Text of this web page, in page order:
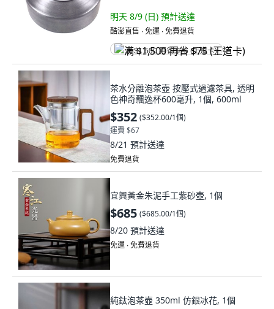
明天 8/9 (日) 預計送達
酷澎直售 ∙ 免運 ∙ 免費退貨
满 $1,500 再省 $75 (王道卡)
茶水分離泡茶壺 按壓式過濾茶具, 透明
色神奇飄逸杯600毫升, 1個, 600ml
$352 ($352.00/1個)
運費 $67
8/21 預計送達
免費退貨
宜興黃金朱泥手工紫砂壺, 1個
$685 ($685.00/1個)
8/20 預計送達
免運 ∙ 免費退貨
純鈦泡茶壺 350ml 仿銀冰花, 1個